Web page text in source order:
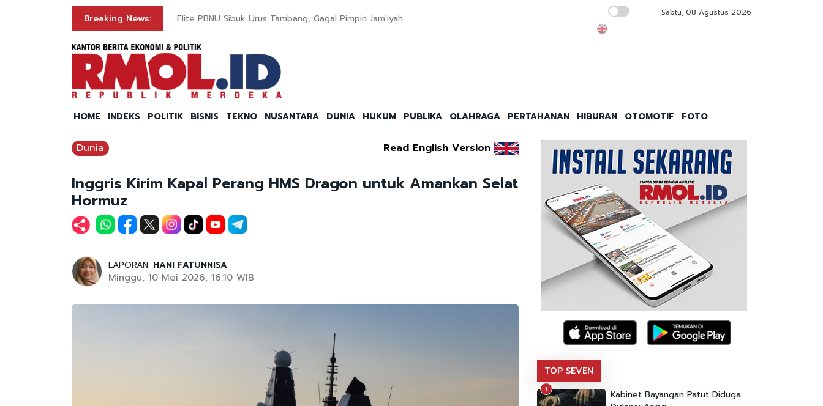
Breaking News: Elite PBNU Sibuk Urus Tambang, Gagal Pimpin Jam'iyah Jangan Cuma Pembeli, Indonesia harus
Sabtu, 08 Agustus 2026
HOME INDEKS POLITIK BISNIS TEKNO NUSANTARA DUNIA HUKUM PUBLIKA OLAHRAGA PERTAHANAN HIBURAN OTOMOTIF FOTO
Dunia Read English Version
Inggris Kirim Kapal Perang HMS Dragon untuk Amankan Selat
Hormuz
LAPORAN: HANI FATUNNISA
Minggu, 10 Mei 2026, 16:10 WIB
TOP SEVEN
1
Kabinet Bayangan Patut Diduga